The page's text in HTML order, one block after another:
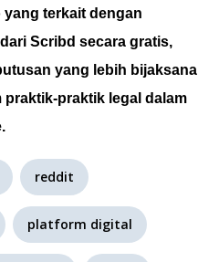
yang terkait dengan
Scribd secara gratis,
yang lebih bijaksana
praktik legal dalam
reddit
platform digital